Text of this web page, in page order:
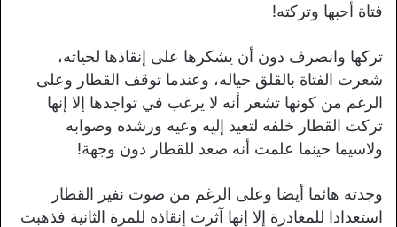
فتاة أحبها وتركته!
تركها وانصرف دون أن يشكرها على إنقاذها لحياته،
شعرت الفتاة بالقلق حياله، وعندما توقف القطار وعلى
الرغم من كونها تشعر أنه لا يرغب في تواجدها إلا إنها
تركت القطار خلفه لتعيد إليه وعيه ورشده وصوابه
ولاسيما حينما علمت أنه صعد للقطار دون وجهة!
وجدته هائما أيضا وعلى الرغم من صوت نفير القطار
استعدادا للمغادرة إلا إنها آثرت إنقاذه للمرة الثانية فذهبت